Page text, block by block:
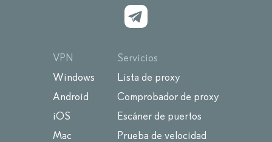
VPN
Windows
Android
iOS
Mac
Servicios
Lista de proxy
Comprobador de proxy
Escáner de puertos
Prueba de velocidad